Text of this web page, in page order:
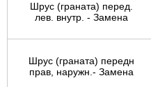
Шрус (граната) перед.
лев. внутр. - Замена
Шрус (граната) передн
прав, наружн.- Замена